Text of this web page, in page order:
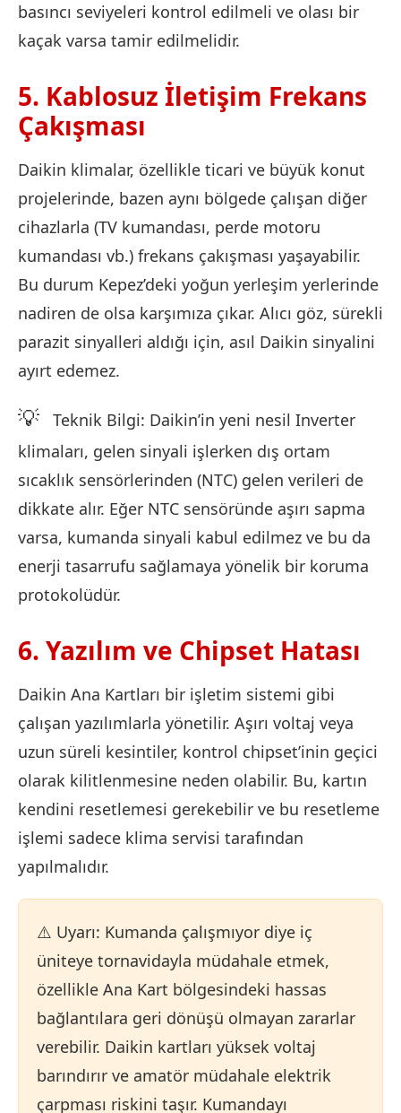
basıncı seviyeleri kontrol edilmeli ve olası bir
kaçak varsa tamir edilmelidir.
5. Kablosuz İletişim Frekans
Çakışması
Daikin klimalar, özellikle ticari ve büyük konut
projelerinde, bazen aynı bölgede çalışan diğer
cihazlarla (TV kumandası, perde motoru
kumandası vb.) frekans çakışması yaşayabilir.
Bu durum Kepez’deki yoğun yerleşim yerlerinde
nadiren de olsa karşımıza çıkar. Alıcı göz, sürekli
parazit sinyalleri aldığı için, asıl Daikin sinyalini
ayırt edemez.
💡
Teknik Bilgi: Daikin’in yeni nesil Inverter
klimaları, gelen sinyali işlerken dış ortam
sıcaklık sensörlerinden (NTC) gelen verileri de
dikkate alır. Eğer NTC sensöründe aşırı sapma
varsa, kumanda sinyali kabul edilmez ve bu da
enerji tasarrufu sağlamaya yönelik bir koruma
protokolüdür.
6. Yazılım ve Chipset Hatası
Daikin Ana Kartları bir işletim sistemi gibi
çalışan yazılımlarla yönetilir. Aşırı voltaj veya
uzun süreli kesintiler, kontrol chipset’inin geçici
olarak kilitlenmesine neden olabilir. Bu, kartın
kendini resetlemesi gerekebilir ve bu resetleme
işlemi sadece klima servisi tarafından
yapılmalıdır.
⚠️ Uyarı: Kumanda çalışmıyor diye iç
üniteye tornavidayla müdahale etmek,
özellikle Ana Kart bölgesindeki hassas
bağlantılara geri dönüşü olmayan zararlar
verebilir. Daikin kartları yüksek voltaj
barındırır ve amatör müdahale elektrik
çarpması riskini taşır. Kumandayı